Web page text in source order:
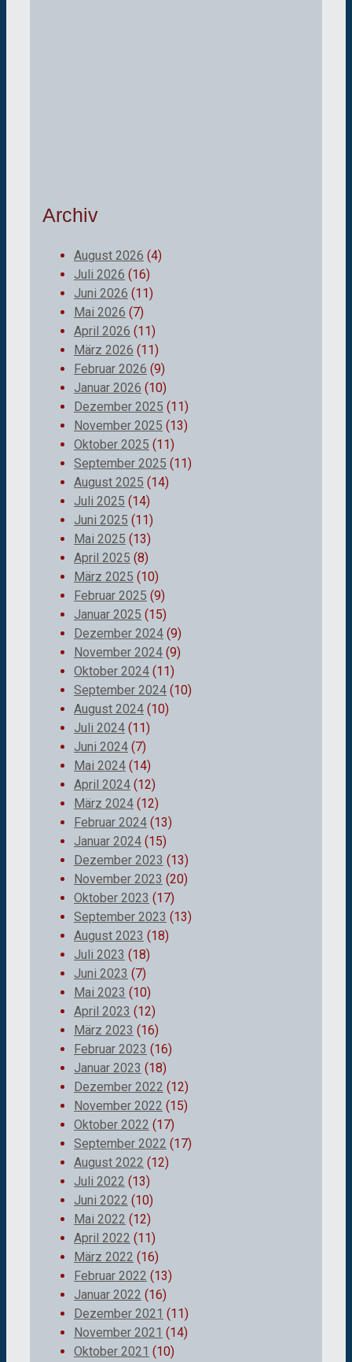
Archiv
August 2026 (4)
Juli 2026 (16)
Juni 2026 (11)
Mai 2026 (7)
April 2026 (11)
März 2026 (11)
Februar 2026 (9)
Januar 2026 (10)
Dezember 2025 (11)
November 2025 (13)
Oktober 2025 (11)
September 2025 (11)
August 2025 (14)
Juli 2025 (14)
Juni 2025 (11)
Mai 2025 (13)
April 2025 (8)
März 2025 (10)
Februar 2025 (9)
Januar 2025 (15)
Dezember 2024 (9)
November 2024 (9)
Oktober 2024 (11)
September 2024 (10)
August 2024 (10)
Juli 2024 (11)
Juni 2024 (7)
Mai 2024 (14)
April 2024 (12)
März 2024 (12)
Februar 2024 (13)
Januar 2024 (15)
Dezember 2023 (13)
November 2023 (20)
Oktober 2023 (17)
September 2023 (13)
August 2023 (18)
Juli 2023 (18)
Juni 2023 (7)
Mai 2023 (10)
April 2023 (12)
März 2023 (16)
Februar 2023 (16)
Januar 2023 (18)
Dezember 2022 (12)
November 2022 (15)
Oktober 2022 (17)
September 2022 (17)
August 2022 (12)
Juli 2022 (13)
Juni 2022 (10)
Mai 2022 (12)
April 2022 (11)
März 2022 (16)
Februar 2022 (13)
Januar 2022 (16)
Dezember 2021 (11)
November 2021 (14)
Oktober 2021 (10)